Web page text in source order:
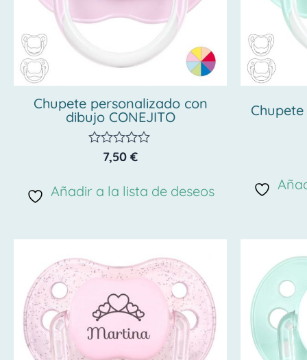
Chupete personalizado con
dibujo CONEJITO
Valorado
de
7,50 €
Añadir a la lista de deseos